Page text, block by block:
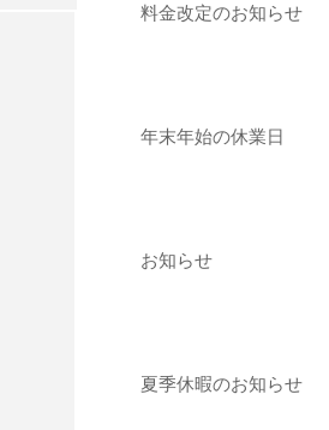
料金改定のお知らせ
年末年始の休業日
お知らせ
夏季休暇のお知らせ